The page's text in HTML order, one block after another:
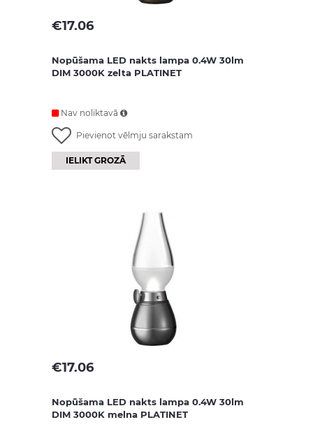
€17.06
Nopūšama LED nakts lampa 0.4W 30lm
DIM 3000K zelta PLATINET
Nav noliktavā
Pievienot vēlmju sarakstam
IELIKT GROZĀ
€17.06
Nopūšama LED nakts lampa 0.4W 30lm
DIM 3000K melna PLATINET